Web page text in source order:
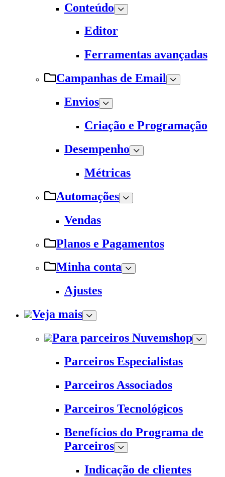
Conteúdo
Editor
Ferramentas avançadas
Campanhas de Email
Envios
Criação e Programação
Desempenho
Métricas
Automações
Vendas
Planos e Pagamentos
Minha conta
Ajustes
Veja mais
Para parceiros Nuvemshop
Parceiros Especialistas
Parceiros Associados
Parceiros Tecnológicos
Benefícios do Programa de
Parceiros
Indicação de clientes